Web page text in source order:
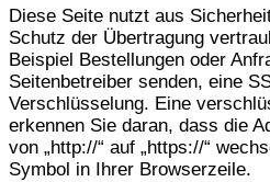
Diese Seite nutzt aus
Schutz der Übertragung
Beispiel Bestellungen oder
Seitenbetreiber senden, eine
Verschlüsselung. Eine
erkennen Sie daran, dass die
von „http://“ auf „https://“
Symbol in Ihrer Browserzeile.